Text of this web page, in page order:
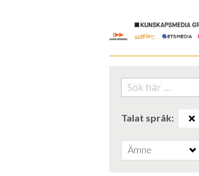
Content
Talat språk
Ämne